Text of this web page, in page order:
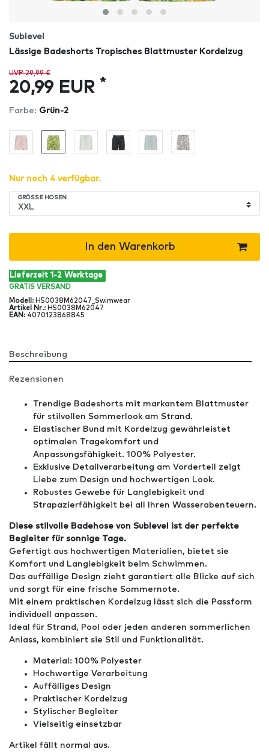
Sublevel
Lässige Badeshorts Tropisches Blattmuster Kordelzug
UVP 29,99 €
20,99 EUR *
Farbe: Grün-2
Nur noch 4 verfügbar.
GRÖSSE HOSEN
In den Warenkorb
Lieferzeit 1-2 Werktage
GRATIS VERSAND
Modell : H50038M62047_Swimwear
Artikel Nr.: H50038M62047
EAN : 4070123868845
Beschreibung
Rezensionen
Trendige Badeshorts mit markantem Blattmuster
für stilvollen Sommerlook am Strand.
Elastischer Bund mit Kordelzug gewährleistet
optimalen Tragekomfort und
Anpassungsfähigkeit. 100% Polyester.
Exklusive Detailverarbeitung am Vorderteil zeigt
Liebe zum Design und hochwertigen Look.
Robustes Gewebe für Langlebigkeit und
Strapazierfähigkeit bei all Ihren Wasserabenteuern.
Diese stilvolle Badehose von Sublevel ist der perfekte
Begleiter für sonnige Tage.
Gefertigt aus hochwertigen Materialien, bietet sie
Komfort und Langlebigkeit beim Schwimmen.
Das auffällige Design zieht garantiert alle Blicke auf sich
und sorgt für eine frische Sommernote.
Mit einem praktischen Kordelzug lässt sich die Passform
individuell anpassen.
Ideal für Strand, Pool oder jeden anderen sommerlichen
Anlass, kombiniert sie Stil und Funktionalität.
Material: 100% Polyester
Hochwertige Verarbeitung
Auffälliges Design
Praktischer Kordelzug
Stylischer Begleiter
Vielseitig einsetzbar
Artikel fällt normal aus.